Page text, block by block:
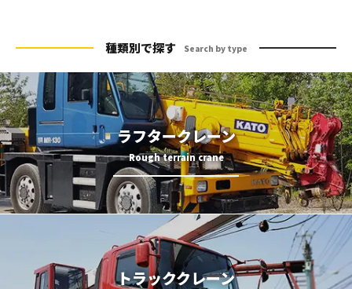
種類別で探す Search by type
ラフタークレーン
トラッククレーン